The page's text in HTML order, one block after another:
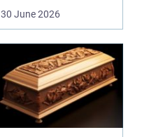
30 June 2026